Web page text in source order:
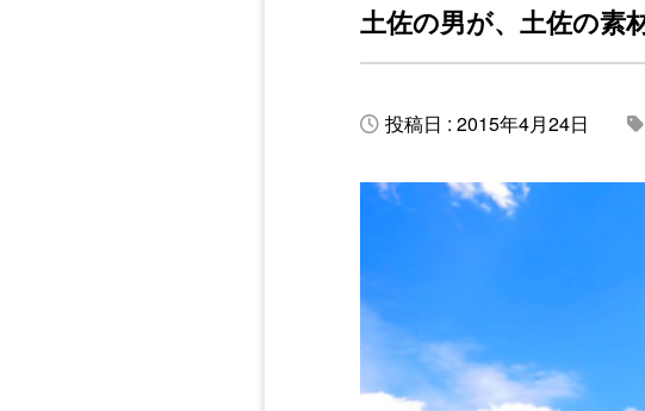
土佐の男が、土佐の素
投稿日 : 2015年4月24日